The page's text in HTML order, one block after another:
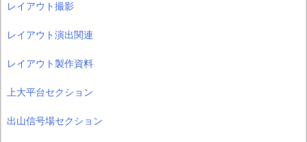
レイアウト撮影
レイアウト演出関連
レイアウト製作資料
上大平台セクション
出山信号場セクション